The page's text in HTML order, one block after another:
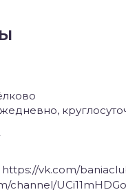
vk.com/
channel/